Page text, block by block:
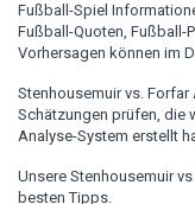
Fußball-Spiel
Fußball-Quoten, Fußball-
Vorhersagen können im
Stenhousemuir vs.
Schätzungen prüfen, die
Analyse-System erstellt
Unsere Stenhousemuir
besten Tipps.